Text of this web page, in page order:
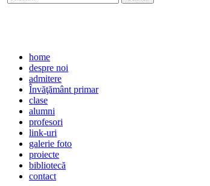
home
despre noi
admitere
Învăţământ primar
clase
alumni
profesori
link-uri
galerie foto
proiecte
bibliotecă
contact